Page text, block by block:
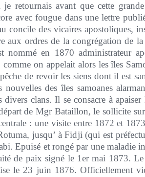
je retournais avant que cette
avec fougue dans une lettre
concile des vicaires apostoliques,
aux ordres de la congrégation de
nommé en 1870 administrateur
comme on appelait alors les îles
de revoir les siens dont il est
nouvelles des îles samoanes
divers clans. Il se consacre à
de Mgr Bataillon, le sollicite
: une visite entre 1872 et
jusqu’ à Fidji (qui est
Epuisé et rongé par une maladie
de paix signé le 1er mai 1873.
le 23 juin 1876. Officiellement